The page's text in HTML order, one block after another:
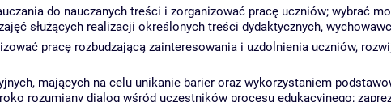
do nauczanych treści i zorganizować pracę uczniów; wybrać
służących realizacji określonych treści dydaktycznych,
pracę rozbudzającą zainteresowania i uzdolnienia uczniów,
mających na celu unikanie barier oraz wykorzystaniem
rozumiany dialog wśród uczestników procesu edukacyjnego;